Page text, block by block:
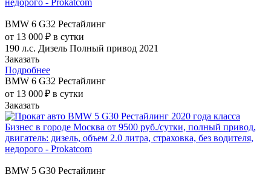
BMW 6 G32 Рестайлинг
от 13 000 ₽ в сутки
190 л.с. Дизель Полный привод 2021
Заказать
Подробнее
BMW 6 G32 Рестайлинг
от 13 000 ₽ в сутки
Заказать
BMW 5 G30 Рестайлинг